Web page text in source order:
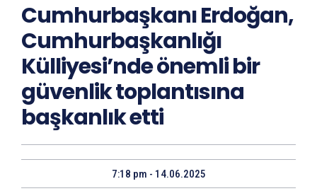
Cumhurbaşkanı Erdoğan,
Cumhurbaşkanlığı
Külliyesi’nde önemli bir
güvenlik toplantısına
başkanlık etti
7:18 pm - 14.06.2025